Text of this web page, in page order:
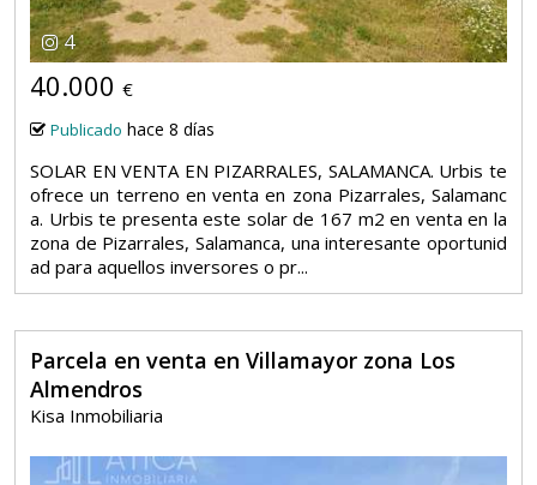
4
40.000 €
Publicado hace 8 días
SOLAR EN VENTA EN PIZARRALES, SALAMANCA. Urbis te
ofrece un terreno en venta en zona Pizarrales, Salamanc
a. Urbis te presenta este solar de 167 m2 en venta en la
zona de Pizarrales, Salamanca, una interesante oportunid
ad para aquellos inversores o pr...
Parcela en venta en Villamayor zona Los
Almendros
Kisa Inmobiliaria